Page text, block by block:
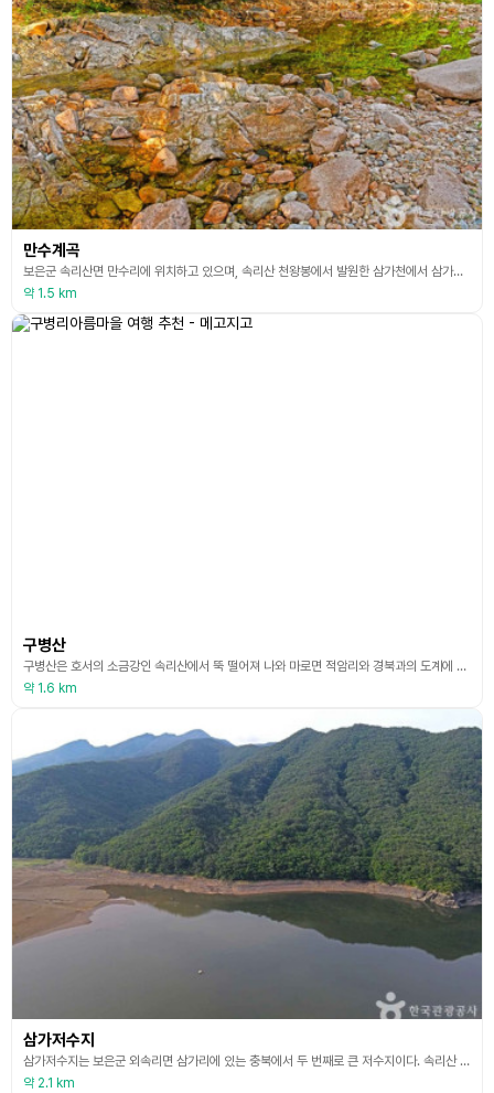
만수계곡
보은군 속리산면 만수리에 위치하고 있으며, 속리산 천왕봉에서 발원한 삼가천에서 삼가저수지에 이르는 4㎞의 계곡이다. 만수를 누린다고 하여 만수계곡이라고 하며 맑은 물이 사시사철 흐른다. 숲이 계곡을 덮어 청정한 자연을 느낄 수 있다. 만수계곡은 주위의 우거진 숲과 깎아지는 듯한 바위의 절경을 감상할 수 있고, 물속까지 보이는 맑고 깨끗한 물이 있어 여름 피서지로도 유명하다. 만수계곡에서 계곡을 따라 천황봉, 업대, 신선대, 문장대, 중사자암, 복천암,
약 1.5 km
구병산
구병산은 호서의 소금강인 속리산에서 뚝 떨어져 나와 마로면 적암리와 경북과의 도계에 웅장하고 수려한 아홉 개의 봉우리로 이루어진 산이다. 일명 구봉산이라고도 한다. 특히 가을단풍이 멋들어진 곳으로 단풍이 기암절벽과 어우러져 장관을 이루며 가을 산행지로 적격이다. 정상에서는 평평하며 넓은 보은평야가 내려다보인다. 구병산은 속리산의 남단에 위치하여 속리산의 명성에 가려져 잘 알려지지 않았으나, 최근 많은 등산객이 찾고 있다. 예로부터 보은 지방에서는 속리산
약 1.6 km
삼가저수지
삼가저수지는 보은군 외속리면 삼가리에 있는 충북에서 두 번째로 큰 저수지이다. 속리산 주봉인 천왕봉(1,058m) 남쪽 골짜기에서 발원한 삼가천이 골짜기마다 물을 합수하면서 만수 계곡을 만들고, 삼가 저수지에서 머물렀다 하류인 서원 계곡으로 흐르다가 금강을 만나게 된다. 삼가 저수지는 금강의 발원지 중 하나이다. 삼가저수지 인근에는 구병산 자락에 있는 내속리면의 구병산 마을이 나온다. 이곳은 정감록에 나오는 전쟁과 굶주림을 피할 수 있는 곳인 십승
약 2.1 km